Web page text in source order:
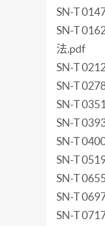
SN-T
SN-T
法.pdf
SN-T
SN-T
SN-T
SN-T
SN-T
SN-T
SN-T
SN-T
SN-T